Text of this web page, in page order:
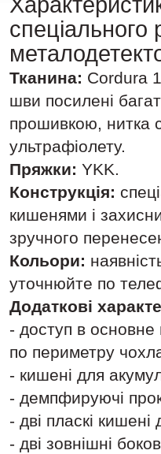
Тканина: Cordura
шви посилені
прошивкою, нитка
ультрафіолету.
Пряжки: YKK.
Конструкція:
кишенями і
зручного
Кольори:
уточнюйте по
Додаткові
- доступ в основне
по периметру
- кишені для
- демпфируючі
- дві пласкі кишені
- дві зовнішні